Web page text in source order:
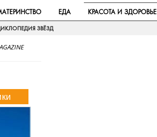
ЕДА КРАСОТА И ЗДОРОВЬЕ
ЗВЁЗД